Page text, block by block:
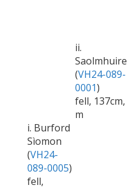
i. Burford
Sìomon
(VH24-
089-0005)
fell,
ii.
Saolmhuire
(VH24-089-
0001)
fell, 137cm,
m